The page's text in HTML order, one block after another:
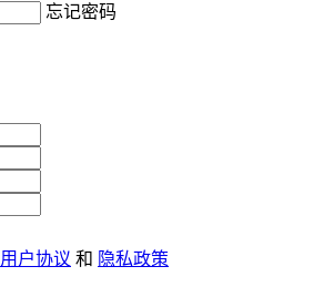
忘记密码
用户协议 和 隐私政策